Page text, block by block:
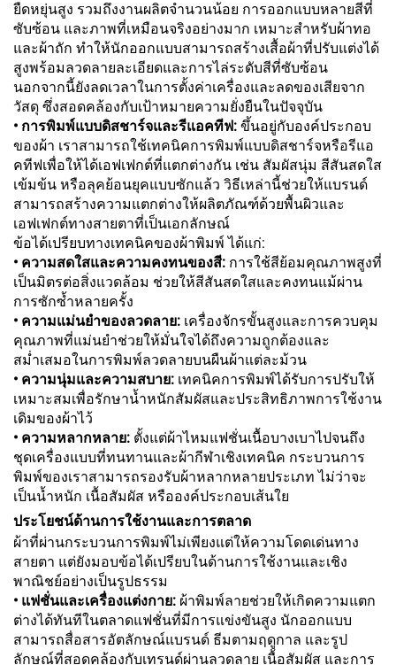
ยืดหยุ่นสูง รวมถึงงานผลิตจำนวนน้อย การออกแบบหลายสีที่
ซับซ้อน และภาพที่เหมือนจริงอย่างมาก เหมาะสำหรับผ้าทอ
และผ้าถัก ทำให้นักออกแบบสามารถสร้างเสื้อผ้าที่ปรับแต่งได้
สูงพร้อมลวดลายละเอียดและการไล่ระดับสีที่ซับซ้อน
นอกจากนี้ยังลดเวลาในการตั้งค่าเครื่องและลดของเสียจาก
วัสดุ ซึ่งสอดคล้องกับเป้าหมายความยั่งยืนในปัจจุบัน
• การพิมพ์แบบดิสชาร์จและรีแอคทีฟ: ขึ้นอยู่กับองค์ประกอบ
ของผ้า เราสามารถใช้เทคนิคการพิมพ์แบบดิสชาร์จหรือรีแอ
คทีฟเพื่อให้ได้เอฟเฟกต์ที่แตกต่างกัน เช่น สัมผัสนุ่ม สีสันสดใส
เข้มข้น หรือลุคย้อนยุคแบบซักแล้ว วิธีเหล่านี้ช่วยให้แบรนด์
สามารถสร้างความแตกต่างให้ผลิตภัณฑ์ด้วยพื้นผิวและ
เอฟเฟกต์ทางสายตาที่เป็นเอกลักษณ์
ข้อได้เปรียบทางเทคนิคของผ้าพิมพ์ ได้แก่:
• ความสดใสและความคงทนของสี: การใช้สีย้อมคุณภาพสูงที่
เป็นมิตรต่อสิ่งแวดล้อม ช่วยให้สีสันสดใสและคงทนแม้ผ่าน
การซักซ้ำหลายครั้ง
• ความแม่นยำของลวดลาย: เครื่องจักรขั้นสูงและการควบคุม
คุณภาพที่แม่นยำช่วยให้มั่นใจได้ถึงความถูกต้องและ
สม่ำเสมอในการพิมพ์ลวดลายบนผืนผ้าแต่ละม้วน
• ความนุ่มและความสบาย: เทคนิคการพิมพ์ได้รับการปรับให้
เหมาะสมเพื่อรักษาน้ำหนักสัมผัสและประสิทธิภาพการใช้งาน
เดิมของผ้าไว้
• ความหลากหลาย: ตั้งแต่ผ้าไหมแฟชั่นเนื้อบางเบาไปจนถึง
ชุดเครื่องแบบที่ทนทานและผ้ากีฬาเชิงเทคนิค กระบวนการ
พิมพ์ของเราสามารถรองรับผ้าหลากหลายประเภท ไม่ว่าจะ
เป็นน้ำหนัก เนื้อสัมผัส หรือองค์ประกอบเส้นใย
ประโยชน์ด้านการใช้งานและการตลาด
ผ้าที่ผ่านกระบวนการพิมพ์ไม่เพียงแต่ให้ความโดดเด่นทาง
สายตา แต่ยังมอบข้อได้เปรียบในด้านการใช้งานและเชิง
พาณิชย์อย่างเป็นรูปธรรม
• แฟชั่นและเครื่องแต่งกาย: ผ้าพิมพ์ลายช่วยให้เกิดความแตก
ต่างได้ทันทีในตลาดแฟชั่นที่มีการแข่งขันสูง นักออกแบบ
สามารถสื่อสารอัตลักษณ์แบรนด์ ธีมตามฤดูกาล และรูป
ลักษณ์ที่สอดคล้องกับเทรนด์ผ่านลวดลาย เนื้อสัมผัส และการ